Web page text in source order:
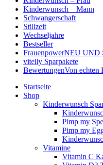
Kinderwunsch – Mann
Schwangerschaft
Stillzeit
Wechseljahre
Bestseller
FrauenpowerNEU UND
vitelly Sparpakete
BewertungenVon echten
Startseite
Shop
Kinderwunsch
Pimp my
Pimp my
Vitamine
Vitamin C